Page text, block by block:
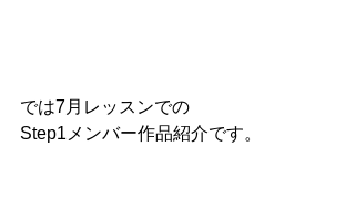
では7月レッスンでの
Step1メンバー作品紹介です。